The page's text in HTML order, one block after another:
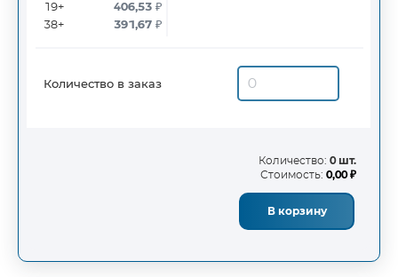
19+
38+
406,53₽
391,67₽
Количество в заказ
Количество: 0 шт.
Стоимость: 0,00 ₽
В корзину